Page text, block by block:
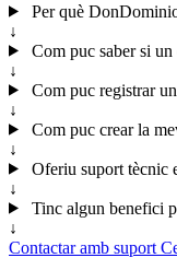
Per què
↓
Com puc saber si
↓
Com puc registrar
↓
Com puc crear la
↓
Oferiu suport tècnic
↓
Tinc algun benefici
↓
Contactar amb suport